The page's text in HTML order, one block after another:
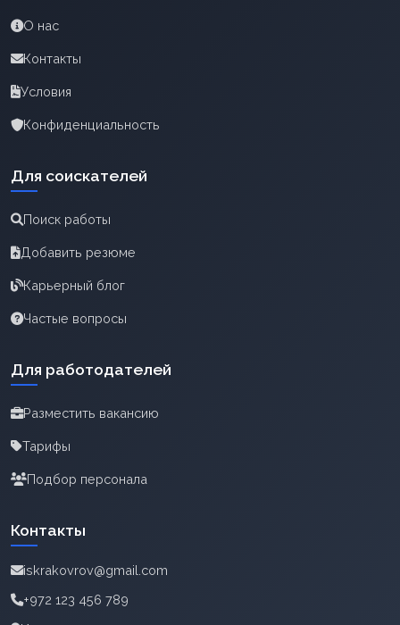
О нас
Контакты
Условия
Конфиденциальность
Для соискателей
Поиск работы
Добавить резюме
Карьерный блог
Частые вопросы
Для работодателей
Разместить вакансию
Тарифы
Подбор персонала
Контакты
iskrakovrov@gmail.com
+972 123 456 789